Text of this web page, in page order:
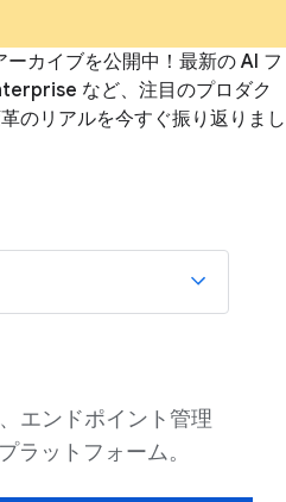
ーカイブを公開中！最新の AI フ
など、注目のプロダク
のリアルを今すぐ振り返りまし
エンドポイント管理
ラットフォーム。